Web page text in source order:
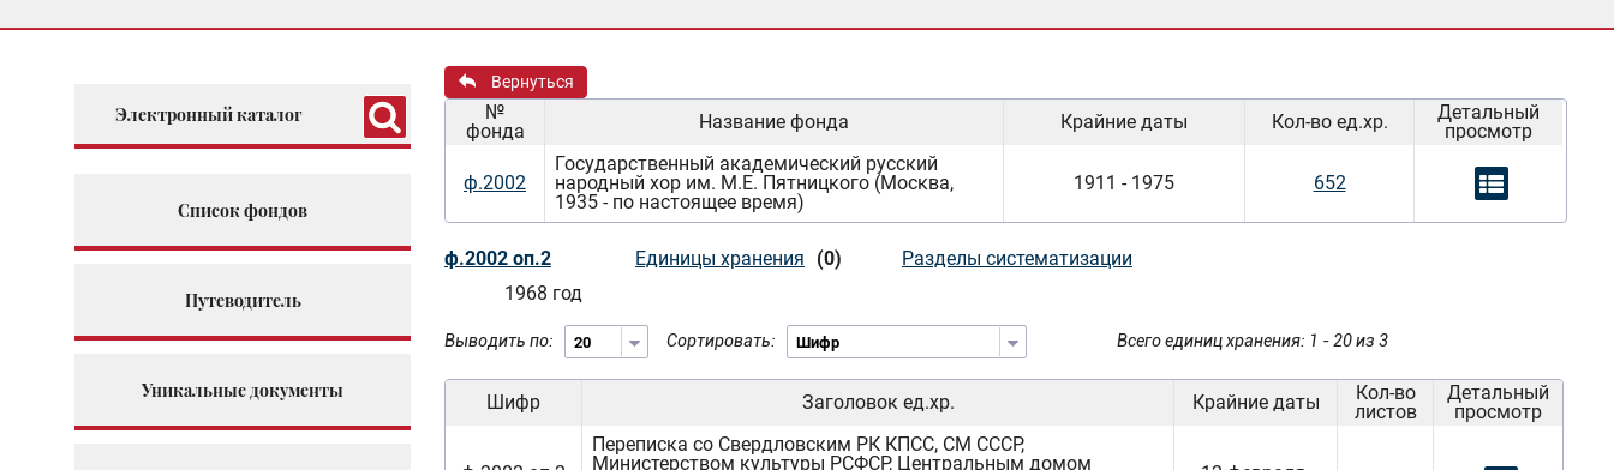
Электронный каталог
Список фондов
Путеводитель
Уникальные документы
Вернуться
№
фонда
Название фонда Крайние даты Кол-во ед.хр.
Детальный
просмотр
ф.2002
Государственный академический русский
народный хор им. М.Е. Пятницкого (Москва,
1935 - по настоящее время)
1911 - 1975 652
ф.2002 оп.2 Единицы хранения (0)
Разделы систематизации
1968 год
Выводить по: Сортировать: Всего единиц хранения: 1 - 20 из 3
Шифр Заголовок ед.хр. Крайние даты
Кол-во
листов
Детальный
просмотр
Переписка со Свердловским РК КПСС, СМ СССР,
Министерством культуры РСФСР, Центральным домом